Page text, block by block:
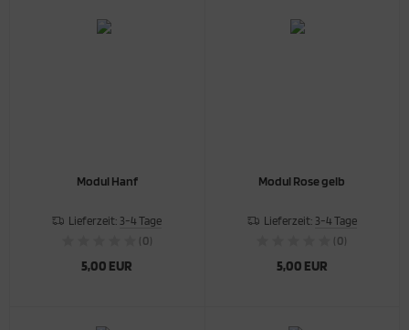
Modul Hanf
Lieferzeit: 3-4 Tage
(0)
5,00 EUR
Modul Rose gelb
Lieferzeit: 3-4 Tage
(0)
5,00 EUR